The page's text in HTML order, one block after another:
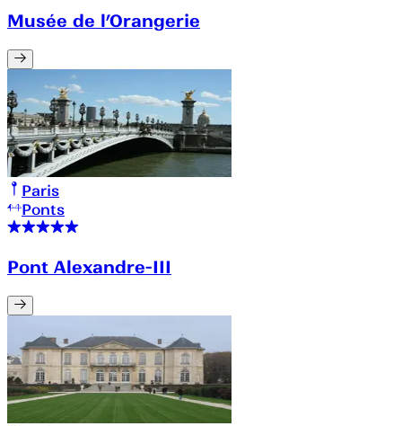
Musée de l’Orangerie
Paris
Ponts
Pont Alexandre-III